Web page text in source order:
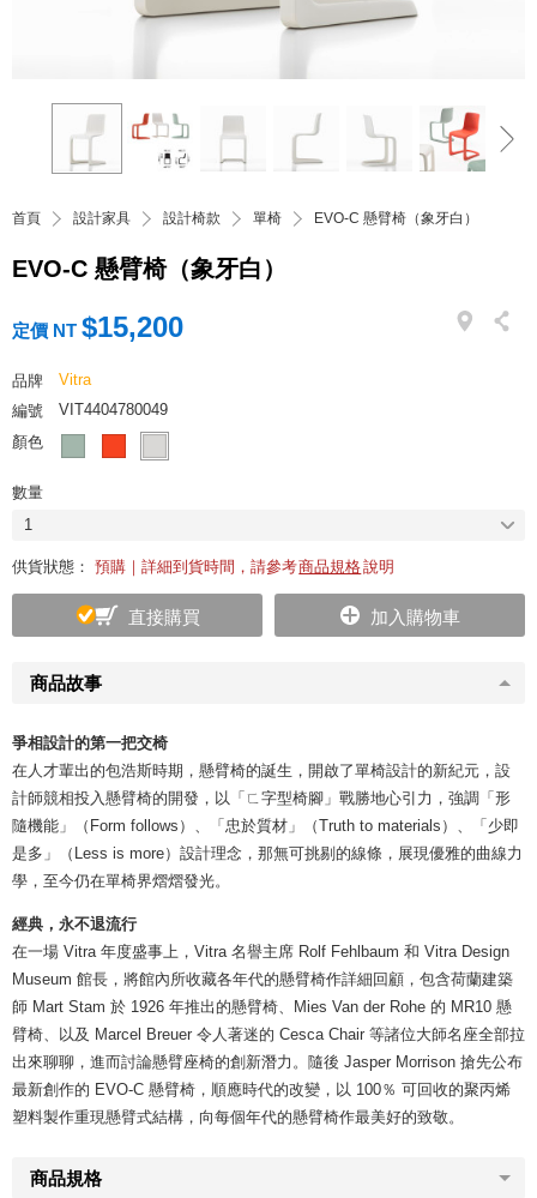
首頁 設計家具 設計椅款 單椅 EVO-C 懸臂椅（象牙白）
EVO-C 懸臂椅（象牙白）
商品故事
爭相設計的第一把交椅
在人才輩出的包浩斯時期，懸臂椅的誕生，開啟了單椅設計的新紀元，設
計師競相投入懸臂椅的開發，以「ㄈ字型椅腳」戰勝地心引力，強調「形
隨機能」（Form follows）、「忠於質材」（Truth to materials）、「少即
是多」（Less is more）設計理念，那無可挑剔的線條，展現優雅的曲線力
學，至今仍在單椅界熠熠發光。
經典，永不退流行
在一場 Vitra 年度盛事上，Vitra 名譽主席 Rolf Fehlbaum 和 Vitra Design
Museum 館長，將館內所收藏各年代的懸臂椅作詳細回顧，包含荷蘭建築
師 Mart Stam 於 1926 年推出的懸臂椅、Mies Van der Rohe 的 MR10 懸
臂椅、以及 Marcel Breuer 令人著迷的 Cesca Chair 等諸位大師名座全部拉
出來聊聊，進而討論懸臂座椅的創新潛力。隨後 Jasper Morrison 搶先公布
最新創作的 EVO-C 懸臂椅，順應時代的改變，以 100％ 可回收的聚丙烯
塑料製作重現懸臂式結構，向每個年代的懸臂椅作最美好的致敬。
商品規格
定價 NT $15,200
品牌
Vitra
編號
VIT4404780049
顏色
數量
1
供貨狀態： 預購｜詳細到貨時間，請參考商品規格說明
直接購買 加入購物車